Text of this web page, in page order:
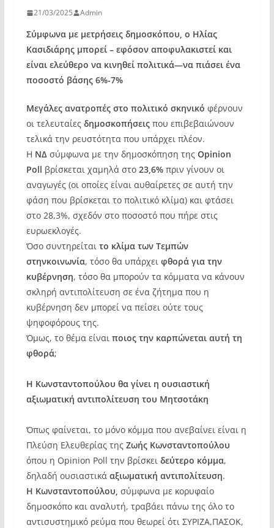
21/03/2025 Admin
Σύμφωνα με μετρήσεις δημοσκόπου, ο Ηλίας
Κασιδιάρης μπορεί – εφόσον αποφυλακιστεί και
είναι ελεύθερο να κινηθεί πολιτικά—να πιάσει ένα
ποσοστό βάσης 6%-7%
Μεγάλες ανατροπές στο πολιτικό σκηνικό φέρνουν
οι τελευταίες δημοσκοπήσειςπου επιβεβαιώνουν
τελικά την ρευστότητα που υπάρχει πλέον.
Η ΝΔσύμφωνα με την δημοσκόπηση της Opinion
Poll βρίσκεται χαμηλά στο 23,6%πριν γίνουν οι
αναγωγές (οι οποίες είναι αυθαίρετες σε αυτή την
φάση που βρίσκεται το πολιτικό κλίμα) και φτάσει
στο 28,3%, σχεδόν στο ποσοστό που πήρε στις
ευρωεκλογές.
Όσο συντηρείται το κλίμα των Τεμπών
στηνκοινωνία, τόσο θα υπάρχει φθορά για την
κυβέρνηση, τόσο θα μπορούν τα κόμματα να κάνουν
σκληρή αντιπολίτευση σε ένα ζήτημα που η
κυβέρνηση δεν μπορεί να πείσει ούτε τους
ψηφοφόρους της.
Όμως, το θέμα είναι ποιος την καρπώνεται αυτή τη
φθορά;
Η Κωνσταντοπούλου θα γίνει η ουσιαστική
αξιωματική αντιπολίτευση του Μητσοτάκη
Όπως φαίνεται, το μόνο κόμμα που ανεβαίνει είναι η
Πλεύση Ελευθερίας της Ζωής Κωνσταντοπούλου
όπου η Opinion Poll την βρίσκειδεύτερο κόμμα,
δηλαδή ουσιαστικά αξιωματική αντιπολίτευση.
Η Κωνσταντοπούλου, σύμφωνα με κορυφαίο
δημοσκόπο και αναλυτή, τραβάει πάνω της όλο το
αντισυστημικό ρεύμα που θεωρεί ότι ΣΥΡΙΖΑ,ΠΑΣΟΚ,